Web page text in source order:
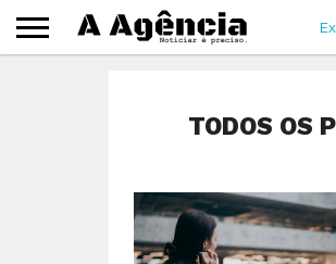
TODOS OS